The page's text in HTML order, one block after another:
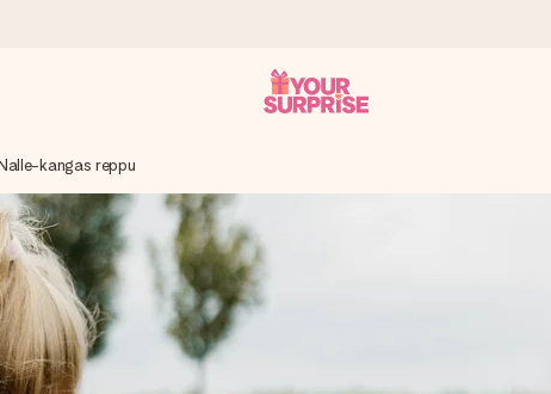
voit antaa sen juuri oikeaan aikaan, kun sillä on eniten
Reviewsissä.
kangas reppu